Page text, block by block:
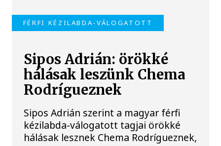
FÉRFI KÉZILABDA-VÁLOGATOTT
Sipos Adrián: örökké
hálásak leszünk Chema
Rodrígueznek
Sipos Adrián szerint a magyar férfi
kézilabda-válogatott tagjai örökké
hálásak lesznek Chema Rodrígueznek,